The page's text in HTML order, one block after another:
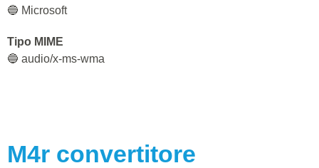
🔵 Microsoft
Tipo MIME
🔵 audio/x-ms-wma
M4r convertitore